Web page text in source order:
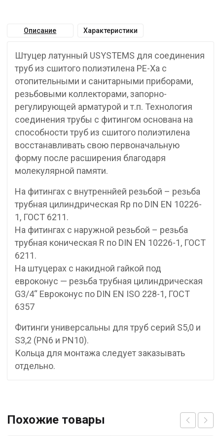
Описание Характеристики
Штуцер латунный USYSTEMS для соединения
труб из сшитого полиэтилена PE-Xa с
отопительными и санитарными приборами,
резьбовыми коллекторами, запорно-
регулирующей арматурой и т.п. Технология
соединения трубы с фитингом основана на
способности труб из сшитого полиэтилена
восстанавливать свою первоначальную
форму после расширения благодаря
молекулярной памяти.
На фитингах с внутреннйей резьбой – резьба
трубная цилиндрическая Rp по DIN EN 10226-
1, ГОСТ 6211.
На фитингах с наружной резьбой – резьба
трубная коническая R по DIN EN 10226-1, ГОСТ
6211.
На штуцерах с накидной гайкой под
евроконус — резьба трубная цилиндрическая
G3/4“ Евроконус по DIN EN ISO 228-1, ГОСТ
6357
Фитинги универсальны для труб серий S5,0 и
S3,2 (PN6 и PN10).
Кольца для монтажа следует заказывать
отдельно.
Похожие товары